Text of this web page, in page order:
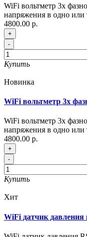
WiFi вольтметр 3х
напряжения в одно или
4800.00 р.
+
-
Купить
Новинка
WiFi вольтметр 3х
WiFi вольтметр 3х
напряжения в одно или
4800.00 р.
+
-
Купить
Хит
WiFi датчик давления